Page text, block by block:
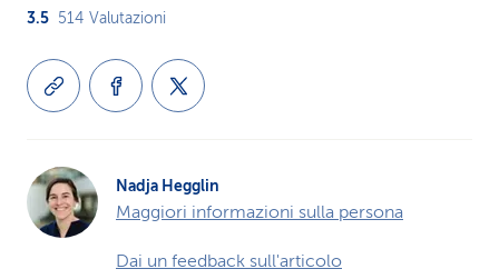
3.5 514 Valutazioni
Nadja Hegglin
Maggiori informazioni sulla persona
Dai un feedback sull'articolo